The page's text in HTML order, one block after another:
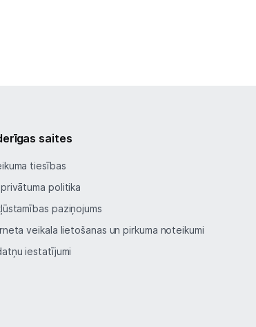
saites
tiesības
politika
paziņojums
veikala lietošanas un pirkuma noteikumi
iestatījumi